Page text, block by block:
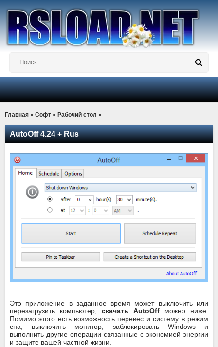
Главная » Софт » Рабочий стол »
AutoOff 4.24 + Rus
Это приложение в заданное время может выключить или
перезагрузить компьютер, скачать AutoOff можно ниже.
Помимо этого есть возможность перевести систему в режим
сна, выключить монитор, заблокировать Windows и
выполнить другие операции связанные с экономией энергии
и защите вашей частной жизни.